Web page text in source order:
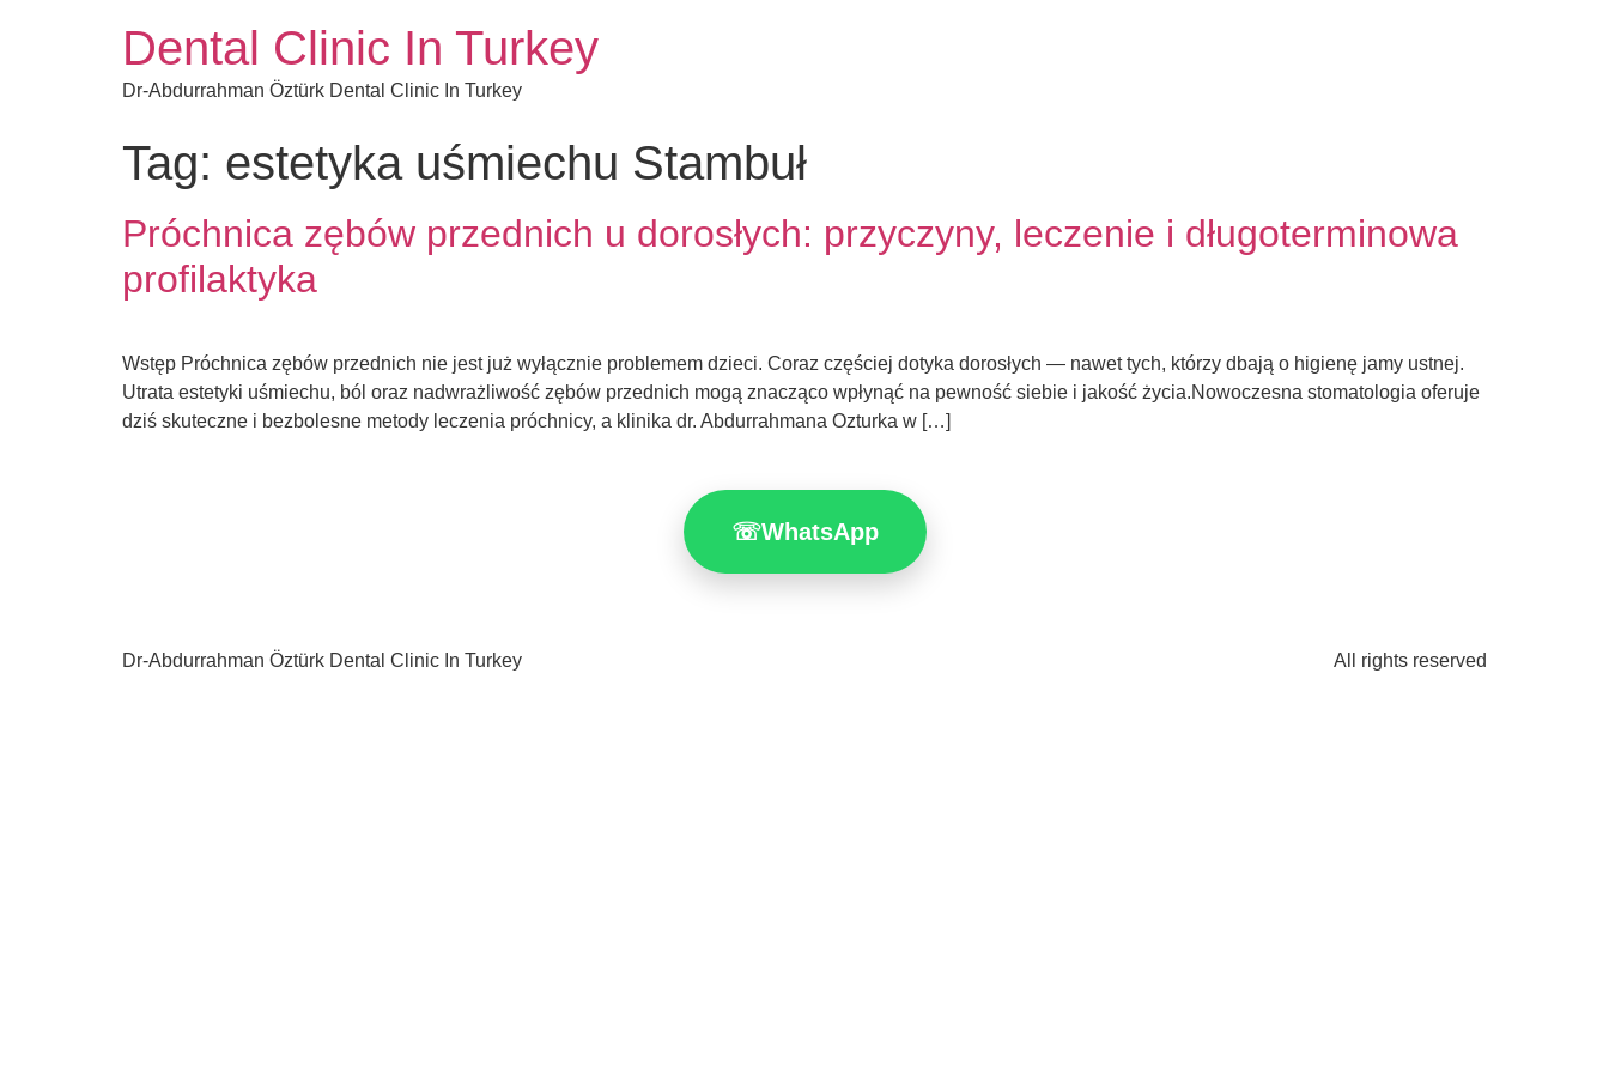
Dental Clinic In Turkey
Dr-Abdurrahman Öztürk Dental Clinic In Turkey
Tag: estetyka uśmiechu Stambuł
Próchnica zębów przednich u dorosłych: przyczyny, leczenie i długoterminowa
profilaktyka
Wstęp Próchnica zębów przednich nie jest już wyłącznie problemem dzieci. Coraz częściej dotyka dorosłych — nawet tych, którzy dbają o higienę jamy ustnej.
Utrata estetyki uśmiechu, ból oraz nadwrażliwość zębów przednich mogą znacząco wpłynąć na pewność siebie i jakość życia.Nowoczesna stomatologia oferuje
dziś skuteczne i bezbolesne metody leczenia próchnicy, a klinika dr. Abdurrahmana Ozturka w […]
☏WhatsApp
Dr-Abdurrahman Öztürk Dental Clinic In Turkey All rights reserved